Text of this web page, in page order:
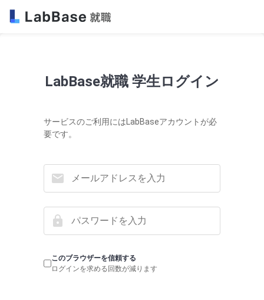
LabBase就職 学生ログイン
サービスのご利用にはLabBaseアカウントが必
要です。
このブラウザーを信頼する
ログインを求める回数が減ります